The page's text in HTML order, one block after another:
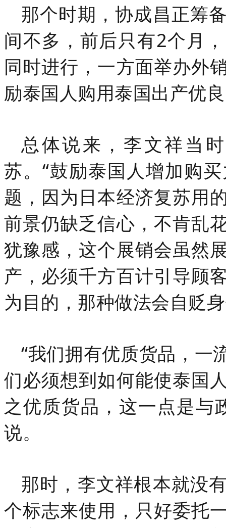
那个时期，协成昌正筹
间不多，前后只有2个月
同时进行，一方面举办外
励泰国人购用泰国出产优
总体说来，李文祥当
苏。“鼓励泰国人增加购
题，因为日本经济复苏用
前景仍缺乏信心，不肯乱
犹豫感，这个展销会虽然
产，必须千方百计引导顾
为目的，那种做法会自贬
“我们拥有优质货品，一
们必须想到如何能使泰国
之优质货品，这一点是与
说。
那时，李文祥根本就没
个标志来使用，只好委托